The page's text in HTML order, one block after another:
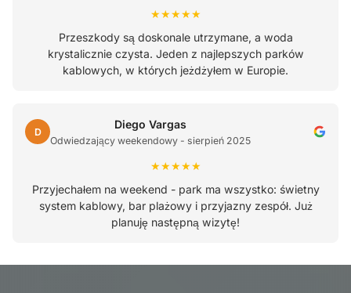
★★★★★
Przeszkody są doskonale utrzymane, a woda
krystalicznie czysta. Jeden z najlepszych parków
kablowych, w których jeżdżyłem w Europie.
D
Diego Vargas
Odwiedzający weekendowy - sierpień 2025
★★★★★
Przyjechałem na weekend - park ma wszystko: świetny
system kablowy, bar plażowy i przyjazny zespół. Już
planuję następną wizytę!